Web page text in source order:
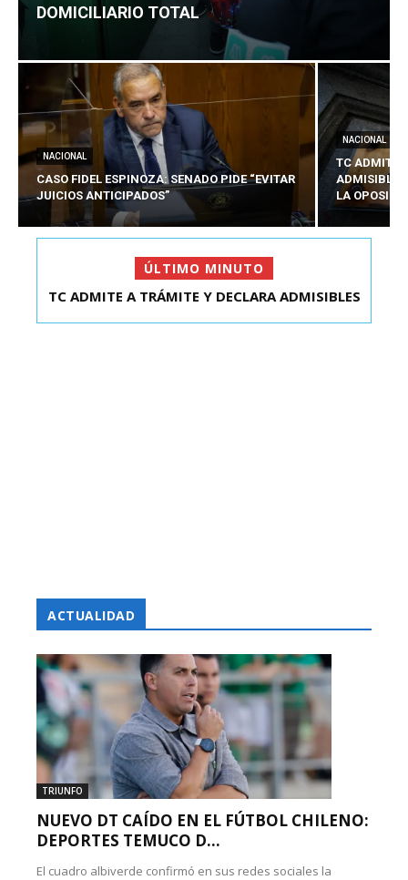
DOMICILIARIO TOTAL
NACIONAL
CASO FIDEL ESPINOZA: SENADO PIDE “EVITAR
JUICIOS ANTICIPADOS”
NACIONAL
TC ADMITE
ADMISIBLES
LA
ÚLTIMO MINUTO
EXDIPUTADO LAVÍN SALIÓ DE CAPITÁN YÁBER
TC ADMITE A TRÁMITE Y DECLARA ADMISIBLES
ACTUALIDAD
TRIUNFO
NUEVO DT CAÍDO EN EL FÚTBOL CHILENO:
DEPORTES TEMUCO D...
El cuadro albiverde confirmó en sus redes sociales la